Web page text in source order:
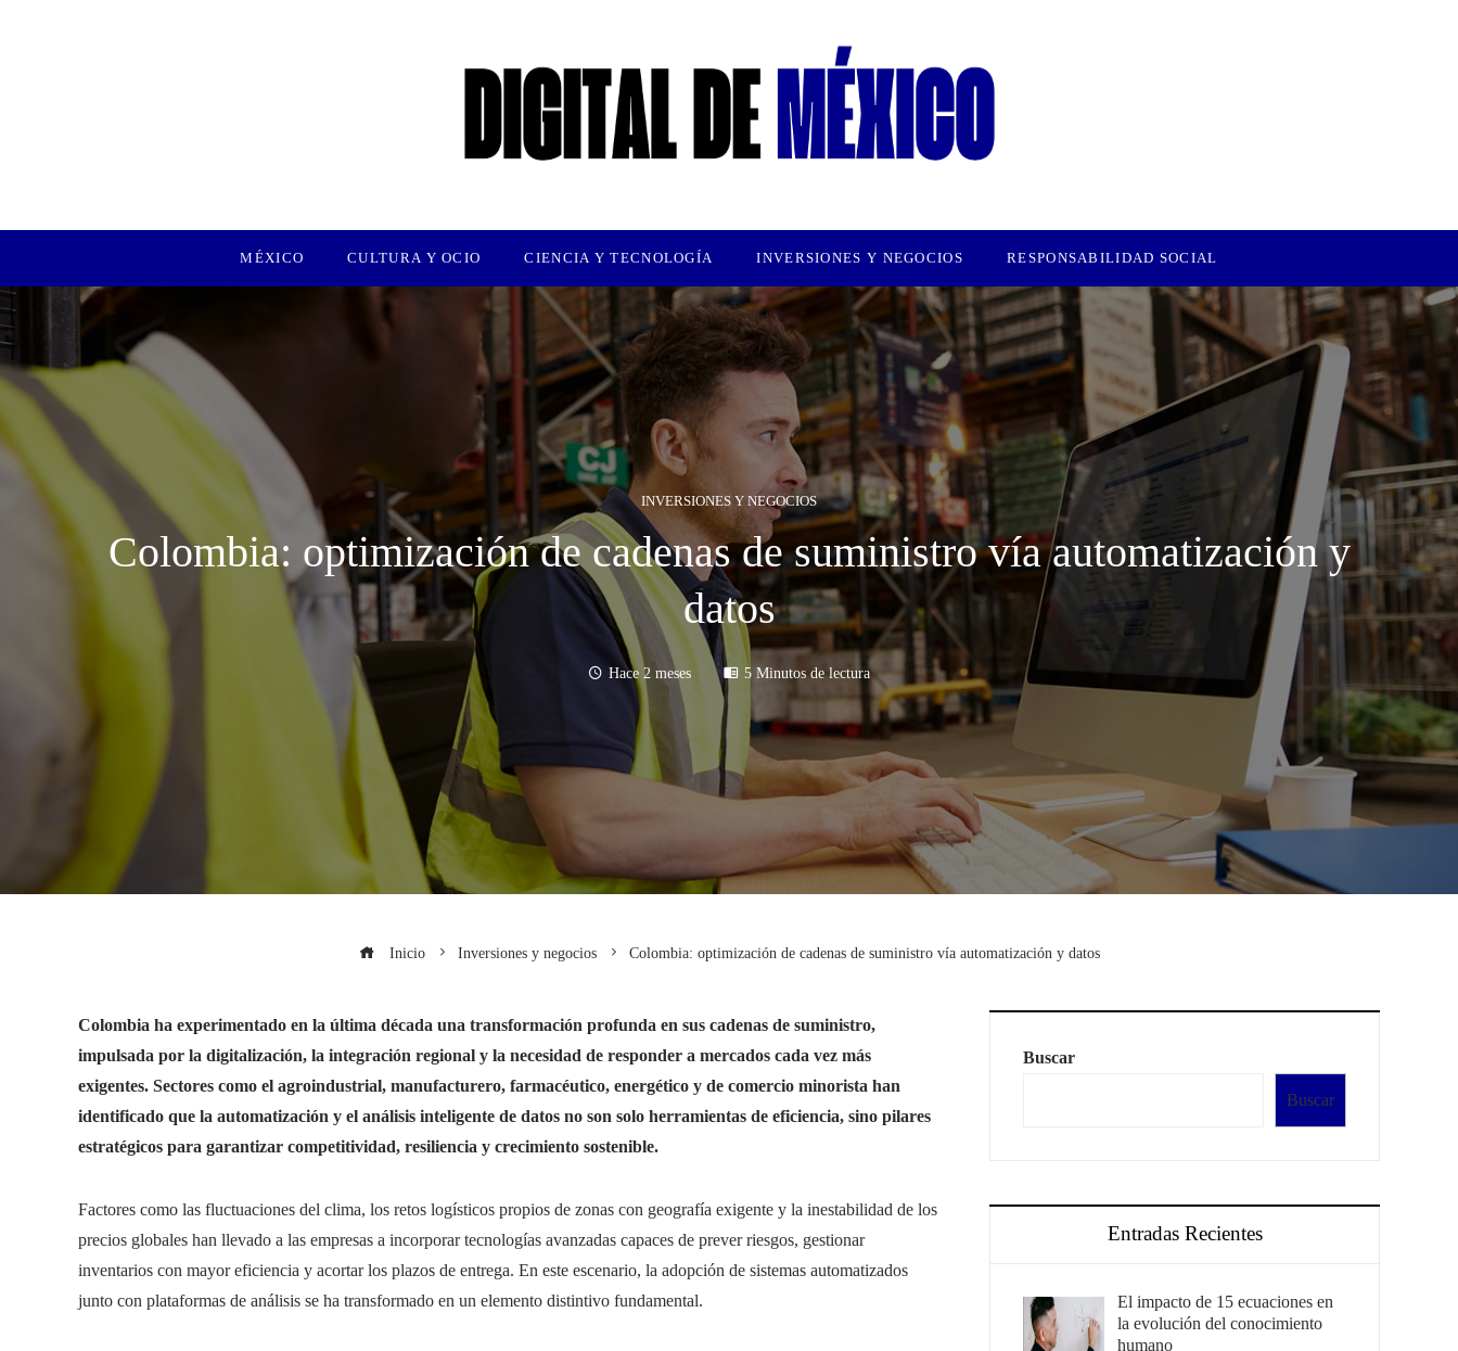
MÉXICO CULTURA Y OCIO CIENCIA Y TECNOLOGÍA INVERSIONES Y NEGOCIOS RESPONSABILIDAD SOCIAL
INVERSIONES Y NEGOCIOS
Colombia: optimización de cadenas de suministro vía automatización y
datos
Hace 2 meses 5 Minutos de lectura
Inicio Inversiones y negocios Colombia: optimización de cadenas de suministro vía automatización y datos
Colombia ha experimentado en la última década una transformación profunda en sus cadenas de suministro,
impulsada por la digitalización, la integración regional y la necesidad de responder a mercados cada vez más
exigentes. Sectores como el agroindustrial, manufacturero, farmacéutico, energético y de comercio minorista han
identificado que la automatización y el análisis inteligente de datos no son solo herramientas de eficiencia, sino pilares
estratégicos para garantizar competitividad, resiliencia y crecimiento sostenible.
Factores como las fluctuaciones del clima, los retos logísticos propios de zonas con geografía exigente y la inestabilidad de los
precios globales han llevado a las empresas a incorporar tecnologías avanzadas capaces de prever riesgos, gestionar
inventarios con mayor eficiencia y acortar los plazos de entrega. En este escenario, la adopción de sistemas automatizados
junto con plataformas de análisis se ha transformado en un elemento distintivo fundamental.
Buscar
Buscar
Entradas Recientes
El impacto de 15 ecuaciones en
la evolución del conocimiento
humano